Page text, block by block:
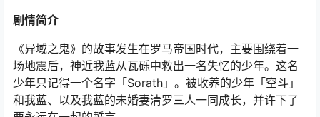
剧情简介
《异域之鬼》的故事发生在罗马帝国时代，主要围绕着一
场地震后，神近我蓝从瓦砾中救出一名失忆的少年。这名
少年只记得一个名字「Sorath」。被收养的少年「空斗」
和我蓝、以及我蓝的未婚妻清罗三人一同成长，并许下了